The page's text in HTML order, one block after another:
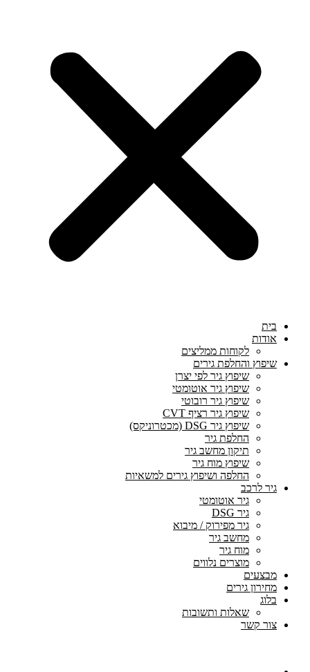
בית
אודות
לקוחות ממליצים
שיפוץ והחלפת גירים
שיפוץ גיר לפי יצרן
שיפוץ גיר אוטומטי
שיפוץ גיר רובוטי
שיפוץ גיר רציף CVT
שיפוץ גיר DSG (מכטרוניקס)
החלפת גיר
תיקון מחשב גיר
שיפוץ מוח גיר
החלפה ושיפוץ גירים למשאיות
גיר לרכב
גיר אוטומטי
גיר DSG
גיר מפירוק / מיבוא
מחשב גיר
מוח גיר
מוצרים נלווים
מבצעים
מחירון גירים
בלוג
שאלות ותשובות
צור קשר